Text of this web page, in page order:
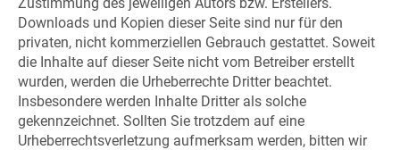
Downloads und Kopien dieser Seite sind nur für den
privaten, nicht kommerziellen Gebrauch gestattet. Soweit
die Inhalte auf dieser Seite nicht vom Betreiber erstellt
wurden, werden die Urheberrechte Dritter beachtet.
Insbesondere werden Inhalte Dritter als solche
gekennzeichnet. Sollten Sie trotzdem auf eine
Urheberrechtsverletzung aufmerksam werden, bitten wir